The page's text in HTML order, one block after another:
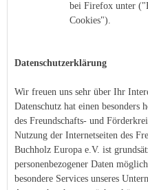
bei Firefox unter
Cookies").
Datenschutzerklärung
Wir freuen uns sehr über Ihr
Datenschutz hat einen besonders
des Freundschafts- und
Nutzung der Internetseiten des
Buchholz Europa e.V. ist
personenbezogener Daten
besondere Services unseres